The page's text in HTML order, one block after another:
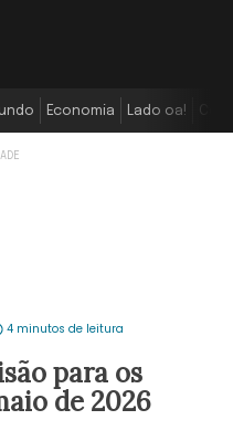
Economia Lado oa!
4 minutos de leitura
para os
de 2026